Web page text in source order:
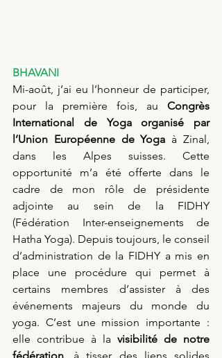
BHAVANI
Mi-août, j’ai eu l’honneur de participer,
pour la première fois, au Congrès
International de Yoga organisé par
l’Union Européenne de Yoga à Zinal,
dans les Alpes suisses. Cette
opportunité m’a été offerte dans le
cadre de mon rôle de présidente
adjointe au sein de la FIDHY
(Fédération Inter-enseignements de
Hatha Yoga). Depuis toujours, le conseil
d’administration de la FIDHY a mis en
place une procédure qui permet à
certains membres d’assister à des
événements majeurs du monde du
yoga. C’est une mission importante :
elle contribue à la visibilité de notre
fédération , à tisser des liens solides